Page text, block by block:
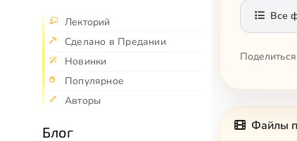
Лекторий
Сделано в Предании
Новинки
Популярное
Авторы
Блог
Все
Файлы